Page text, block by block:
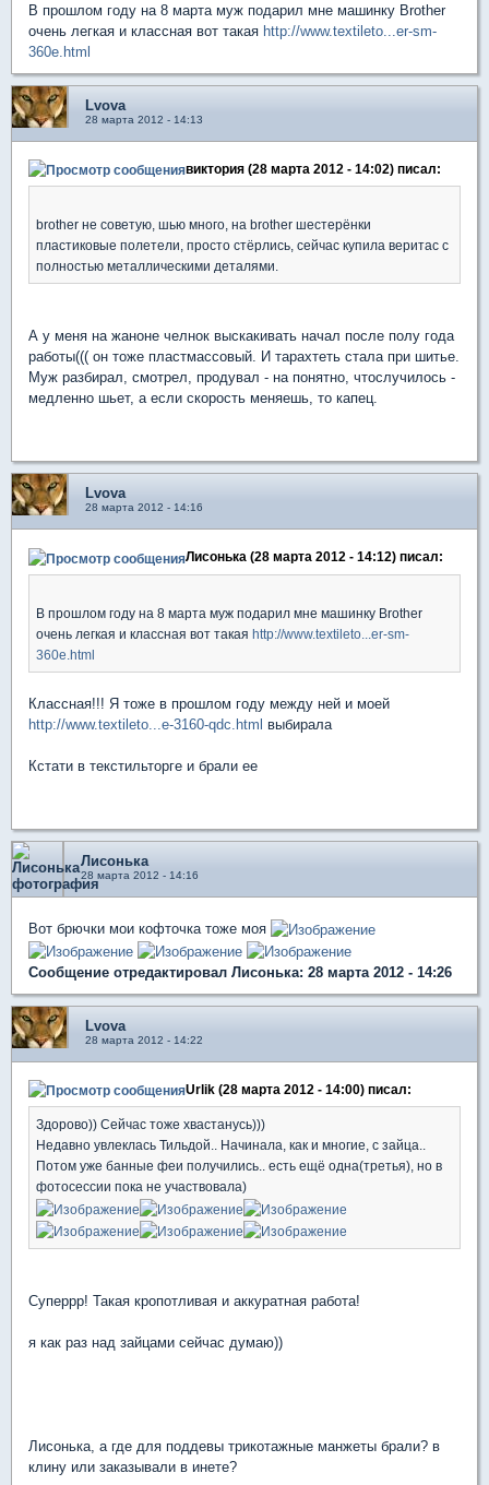
В прошлом году на 8 марта муж подарил мне машинку Brother
очень легкая и классная вот такая http://www.textileto...er-sm-
360e.html
Lvova
28 марта 2012 - 14:13
виктория (28 марта 2012 - 14:02) писал:
brother не советую, шью много, на brother шестерёнки
пластиковые полетели, просто стёрлись, сейчас купила веритас с
полностью металлическими деталями.
А у меня на жаноне челнок выскакивать начал после полу года
работы((( он тоже пластмассовый. И тарахтеть стала при шитье.
Муж разбирал, смотрел, продувал - на понятно, чтослучилось -
медленно шьет, а если скорость меняешь, то капец.
Lvova
28 марта 2012 - 14:16
Лисонька (28 марта 2012 - 14:12) писал:
В прошлом году на 8 марта муж подарил мне машинку Brother
очень легкая и классная вот такая http://www.textileto...er-sm-
360e.html
Классная!!! Я тоже в прошлом году между ней и моей
http://www.textileto...e-3160-qdc.html выбирала
Кстати в текстильторге и брали ее
Лисонька
28 марта 2012 - 14:16
Вот брючки мои кофточка тоже моя
Сообщение отредактировал Лисонька: 28 марта 2012 - 14:26
Lvova
28 марта 2012 - 14:22
Urlik (28 марта 2012 - 14:00) писал:
Здорово)) Сейчас тоже хвастанусь)))
Недавно увлеклась Тильдой.. Начинала, как и многие, с зайца..
Потом уже банные феи получились.. есть ещё одна(третья), но в
фотосессии пока не участвовала)
Суперрр! Такая кропотливая и аккуратная работа!
я как раз над зайцами сейчас думаю))
Лисонька, а где для поддевы трикотажные манжеты брали? в
клину или заказывали в инете?